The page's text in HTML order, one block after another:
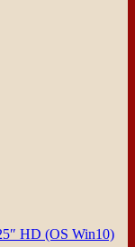
HD (OS Win10)